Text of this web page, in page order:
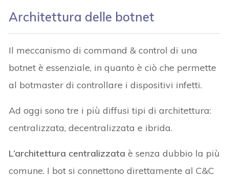
Architettura delle botnet
Il meccanismo di command & control di una
botnet è essenziale, in quanto è ciò che permette
al botmaster di controllare i dispositivi infetti.
Ad oggi sono tre i più diffusi tipi di architettura:
centralizzata, decentralizzata e ibrida.
L’architettura centralizzata è senza dubbio la più
comune. I bot si connettono direttamente al C&C